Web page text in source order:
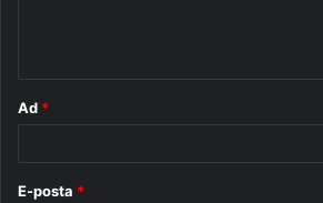
Ad *
E-posta *